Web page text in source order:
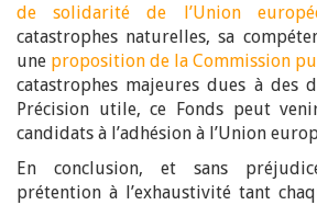
de solidarité de l’Union
catastrophes naturelles, sa
une proposition de la Commission
catastrophes majeures dues à des
Précision utile, ce Fonds peut
candidats à l’adhésion à l’Union
En conclusion, et sans
prétention à l’exhaustivité tant